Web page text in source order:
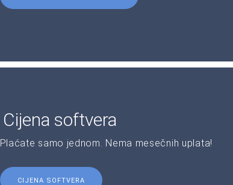
Cijena softvera
Plaćate samo jednom. Nema mesečnih uplata!
CIJENA SOFTVERA